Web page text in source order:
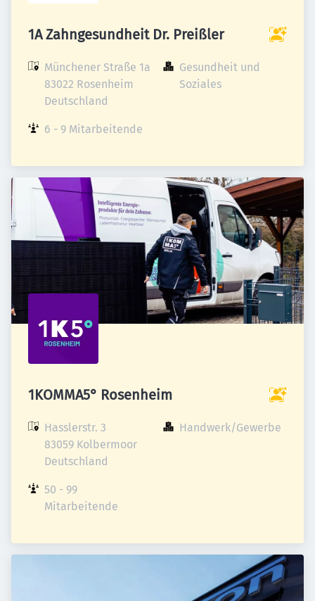
1A Zahngesundheit Dr. Preißler
Münchener Straße 1a
83022 Rosenheim
Deutschland
Gesundheit und
Soziales
6 - 9 Mitarbeitende
1KOMMA5° Rosenheim
Hasslerstr. 3
83059 Kolbermoor
Deutschland
Handwerk/Gewerbe
50 - 99
Mitarbeitende